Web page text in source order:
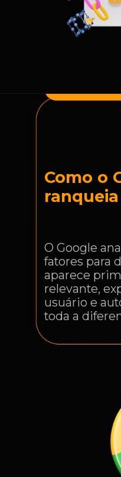
O Google
fatores para
aparece
relevante,
usuário e
toda a
Como o